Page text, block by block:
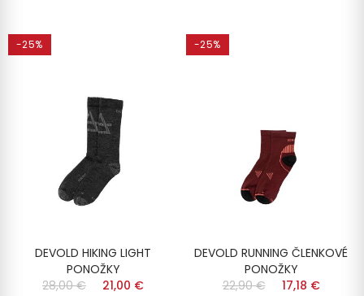
-25%
DEVOLD HIKING LIGHT
PONOŽKY
28,00 €
21,00 €
-25%
DEVOLD RUNNING ČLENKOVÉ
PONOŽKY
22,90 €
17,18 €